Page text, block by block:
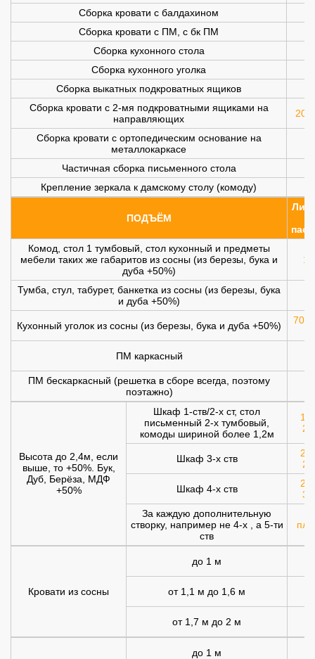
Сборка кровати с балдахином
Сборка кровати с ПМ, с бк ПМ
Сборка кухонного стола
Сборка кухонного уголка
Сборка выкатных подкроватных ящиков
Сборка кровати с 2-мя подкроватными ящиками на
направляющих
200
Сборка кровати с ортопедическим основание на
металлокаркасе
Частичная сборка письменного стола
Крепление зеркала к дамскому столу (комоду)
ПОДЪЁМ
Комод, стол 1 тумбовый, стол кухонный и предметы
мебели таких же габаритов из сосны (из березы, бука и
дуба +50%)
Тумба, стул, табурет, банкетка из сосны (из березы, бука
и дуба +50%)
Кухонный уголок из сосны (из березы, бука и дуба +50%) 700
ПМ каркасный
ПМ бескаркасный (решетка в сборе всегда, поэтому
поэтажно)
Высота до 2,4м, если
выше, то +50%. Бук,
Дуб, Берёза, МДФ
+50%
Шкаф 1-ств/2-х ст, стол
письменный 2-х тумбовый,
комоды шириной более 1,2м
Шкаф 3-х ств
Шкаф 4-х ств
За каждую дополнительную
створку, например не 4-х , а 5-ти
ств
Кровати из сосны
до 1 м
от 1,1 м до 1,6 м
от 1,7 м до 2 м
до 1 м